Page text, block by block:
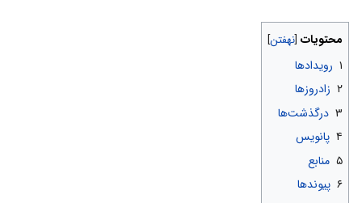
محتویات
۱ رویدادها
۲ زادروزها
۳ درگذشت‌ها
۴ پانویس
۵ منابع
۶ پیوندها